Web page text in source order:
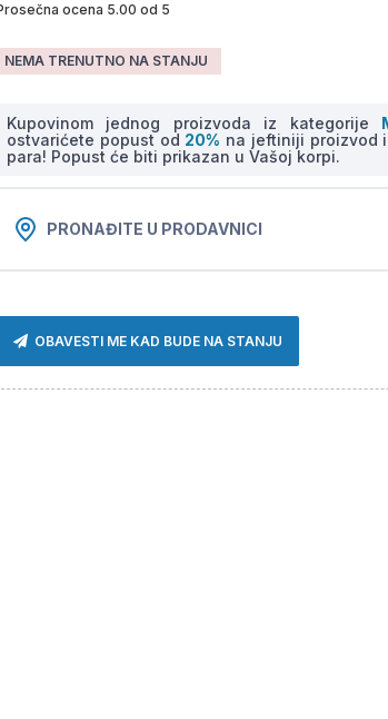
ocena 5.00 od 5
NEMA TRENUTNO NA STANJU
Kupovinom jednog proizvoda iz kategorije
ostvarićete popust od 20% na jeftiniji proizvod
para! Popust će biti prikazan u Vašoj korpi.
PRONAĐITE U PRODAVNICI
OBAVESTI ME KAD BUDE NA STANJU